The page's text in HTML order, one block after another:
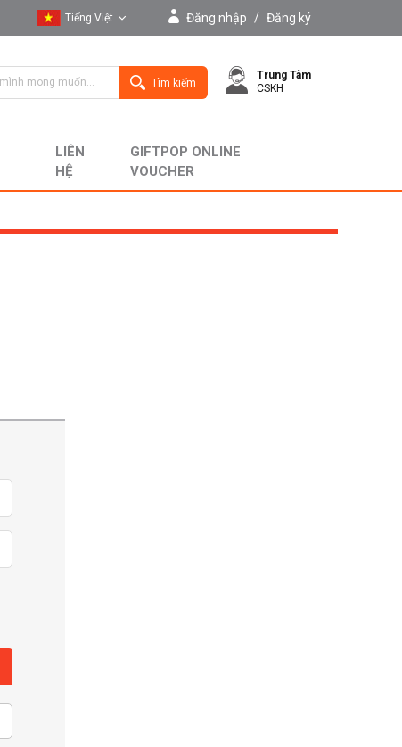
Tiếng Việt
English
Đăng nhập / Đăng ký
Tìm kiếm
Trung Tâm
CSKH
LIÊN
HỆ
GIFTPOP ONLINE
VOUCHER